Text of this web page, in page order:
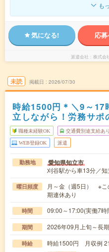
も
気になる! 応
派遣会社 株式会
未読 掲載日 2026/07/30
時給1500円＊＼9～17
立しながら！労務サポ
職種未経験OK 交通費別途支給あり
WEB登録OK 派遣
勤務地 愛知県知立市
刈谷駅から車13分／
曜日頻度
月～金（週5日） ※こ
期連休あり
時間 09:00～17:00(実働7
期間 2026年09月上旬～長
時給 時給1500円 月収例